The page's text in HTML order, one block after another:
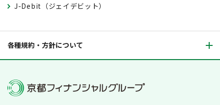
J-Debit（ジェイデビット）
各種規約・方針について